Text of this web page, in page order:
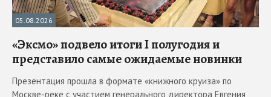
05.08.2026
«Эксмо» подвело итоги I полугодия и
представило самые ожидаемые новинки
Презентация прошла в формате «книжного круиза» по
Москве-реке с участием генерального директора Евгения